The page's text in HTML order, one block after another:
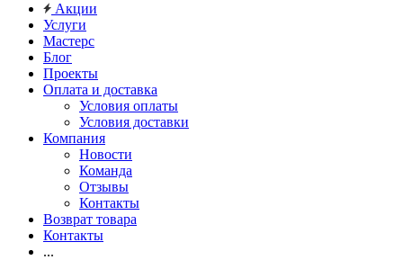
Акции
Услуги
Мастерс
Блог
Проекты
Оплата и доставка
Условия оплаты
Условия доставки
Компания
Новости
Команда
Отзывы
Контакты
Возврат товара
Контакты
...